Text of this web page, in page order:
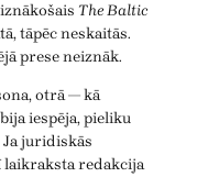
The Baltic
tāpēc neskaitās.
prese neiznāk.
otrā — kā
iespēja, pieliku
juridiskās
laikraksta redakcija